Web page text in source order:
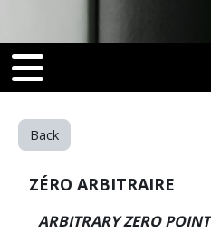
[[nav-toggle]]
toggle]]
Back
ZÉRO ARBITRAIRE
ARBITRARY ZERO POINT